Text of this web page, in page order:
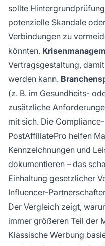
sollte
potenzielle Skandale
Verbindungen zu
könnten.
Vertragsgestaltung,
werden kann.
(z. B. im Gesundheits-
zusätzliche
mit sich. Die
PostAffiliatePro helfen
Kennzeichnungen und
dokumentieren – das
Einhaltung gesetzlicher
Influencer-
Der Vergleich zeigt,
immer größeren Teil der
Klassische Werbung